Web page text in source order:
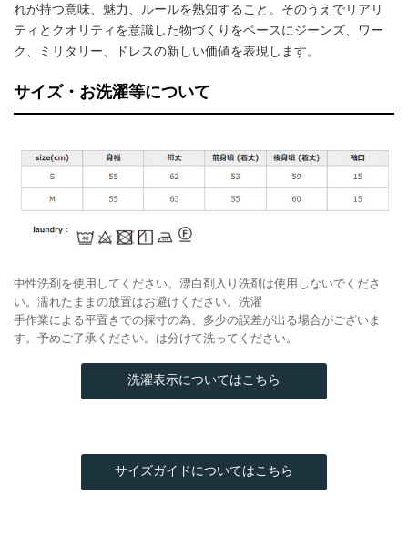
れが持つ意味、魅力、ルールを熟知すること。そのうえでリアリ
ティとクオリティを意識した物づくりをベースにジーンズ、ワー
ク、ミリタリー、ドレスの新しい価値を表現します。
サイズ・お洗濯等について
中性洗剤を使用してください。漂白剤入り洗剤は使用しないでくださ
い。濡れたままの放置はお避けください。洗濯
手作業による平置きでの採寸の為、多少の誤差が出る場合がございま
す。予めご了承ください。は分けて洗ってください。
洗濯表示についてはこちら
サイズガイドについてはこちら